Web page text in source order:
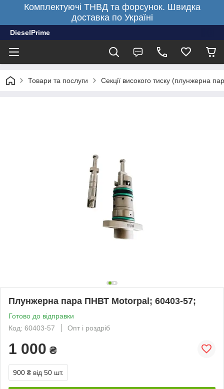
Комплектуючі ТНВД та форсунок. Швидка
доставка по Україні
DieselPrime
Товари та послуги Секції високого тиску (плунжерна
Плунжерна пара ПНВТ Motorpal; 60403-57;
Готово до відправки
Код: 60403-57
Опт і роздріб
1 000 ₴
900 ₴ від 50 шт.